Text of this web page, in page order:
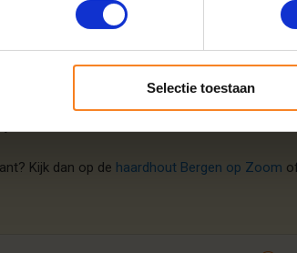
Selectie toestaan
je nu in de stad of het buitengebied woont,
bestelling op tijd en netjes aankomt.
in Roosendaal
je van gratis levering in Roosendaal. De
Kijk dan op de haardhout Bergen op Zoom